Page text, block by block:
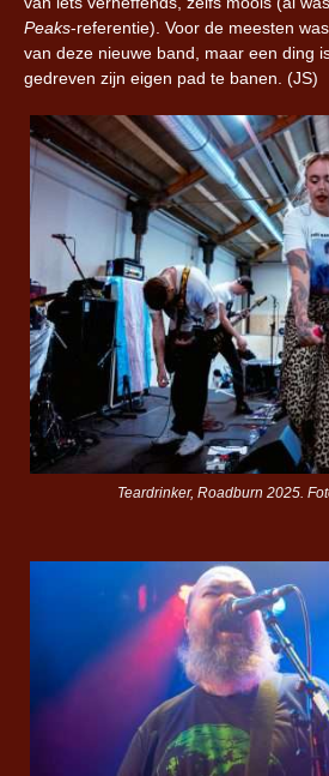
Peaks-referentie). Voor de meesten
van deze nieuwe band, maar een ding
gedreven zijn eigen pad te banen. (JS)
Teardrinker, Roadburn 2025.